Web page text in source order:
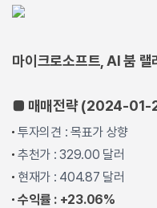
마이크로소프트, AI 붐
■ 매매전략 (2024-01-
투자의견 : 목표가 상향
추천가 : 329.00 달러
현재가 : 404.87 달러
수익률 : +23.06%